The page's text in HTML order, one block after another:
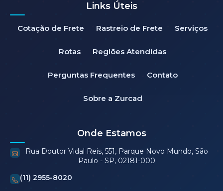
Links Úteis
Cotação de Frete Rastreio de Frete Serviços
Rotas Regiões Atendidas
Perguntas Frequentes Contato
Sobre a Zurcad
Onde Estamos
Rua Doutor Vidal Reis, 551, Parque Novo Mundo, São
Paulo - SP, 02181-000
(11) 2955-8020